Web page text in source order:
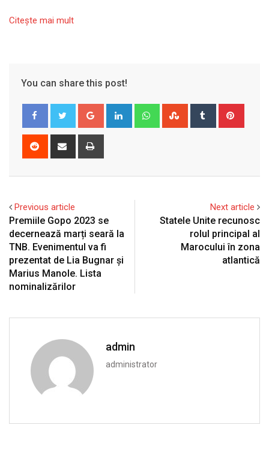
Citeşte mai mult
You can share this post!
Google+ LinkedIn WhatsappStumbleUpon
Tumblr
Reddit
Share
Previous article
Premiile Gopo 2023 se
decernează marți seară la
TNB. Evenimentul va fi
prezentat de Lia Bugnar și
Marius Manole. Lista
nominalizărilor
Next article
Statele Unite recunosc
rolul principal al
Marocului în zona
atlantică
admin
administrator